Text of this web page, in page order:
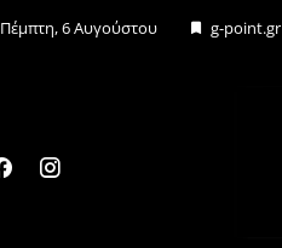
Πέμπτη, 6 Αυγούστου g-point.gr